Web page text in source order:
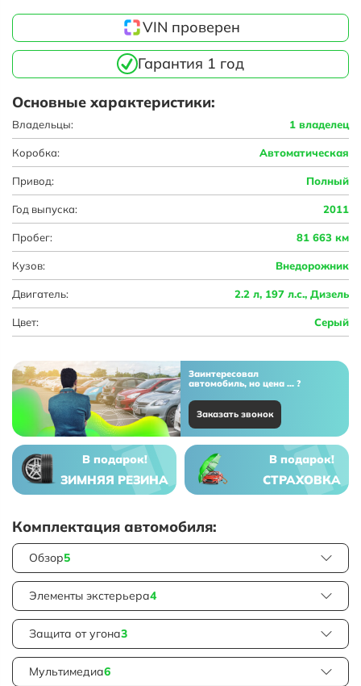
VIN проверен
Гарантия 1 год
Основные характеристики:
Владельцы: 1 владелец
Коробка: Автоматическая
Привод: Полный
Год выпуска: 2011
Пробег: 81 663 км
Кузов: Внедорожник
Двигатель: 2.2 л, 197 л.с., Дизель
Цвет: Серый
Заинтересовал
автомобиль, но цена ... ?
Заказать звонок
В подарок!
ЗИМНЯЯ РЕЗИНА
В подарок!
СТРАХОВКА
Комплектация автомобиля:
Обзор5
Элементы экстерьера4
Защита от угона3
Мультимедиа6